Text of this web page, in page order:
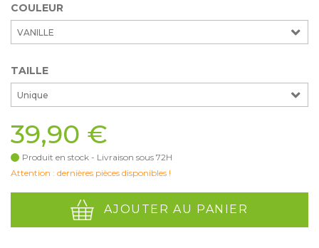
COULEUR
VANILLE
TAILLE
Unique
39,90 €
Produit en stock - Livraison sous 72H
Attention : dernières pièces disponibles !
AJOUTER AU PANIER